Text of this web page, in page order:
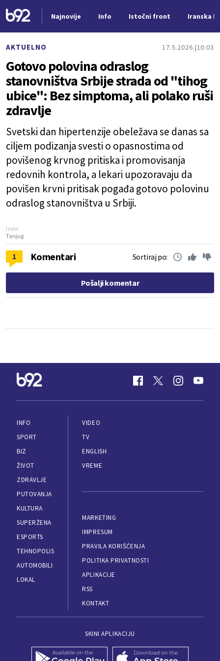
Najnovije Info Istočni front Iranska
AKTUELNO 17.5.2026. 10:03
Gotovo polovina odraslog
stanovništva Srbije strada od "tihog
ubice": Bez simptoma, ali polako ruši
zdravlje
Svetski dan hipertenzije obeležava se danas sa
ciljem podizanja svesti o opasnostima od
povišenog krvnog pritiska i promovisanja
redovnih kontrola, a lekari upozoravaju da
povišen krvni pritisak pogađa gotovo polovinu
odraslog stanovništva u Srbiji.
Izvor:
Tanjug
1 Komentari Sortiraj po:
Pošalji komentar
INFO
SPORT
BIZ
ŽIVOT
ZDRAVLJE
PUTOVANJA
KULTURA
SUPERŽENA
ESPORTS
TEHNOPOLIS
AUTOMOBILI
LOKAL
VIDEO
TV
ENGLISH
VREME
MARKETING
IMPRESUM
PRAVILA KORIŠĆENJA
POLITIKA PRIVATNOSTI
APLIKACIJE
RSS
KONTAKT
SKINI APLIKACIJU